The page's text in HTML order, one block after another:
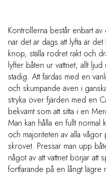
Kontrollerna består enbart
när det är dags att lyfta är
knop, ställa rodret rakt och
lyfter båten ur vattnet, allt
stadig. Att färdas med en
och skumpande även i
stryka över fjärden med en
bekvämt som att sitta i en
Man kan hålla en fullt
och majoriteten av alla
skrovet. Pressar man upp
något av att vattnet börjar
fortfarande på en långt lägre